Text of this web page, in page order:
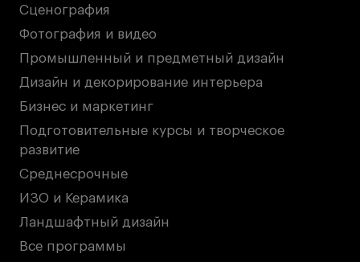
© 2026 БВШД
Публичная оферта
Условия возврата
Кредит на образование с господдержкой
Лицензия на осуществление образовательной
Университет»
Карта сайта
Сценография
Фотография и видео
Промышленный и предметный дизайн
Дизайн и декорирование интерьера
Бизнес и маркетинг
Подготовительные курсы и творческое
развитие
Среднесрочные
ИЗО и Керамика
Ландшафтный дизайн
Все программы